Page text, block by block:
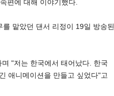
편에 대해 이야기했다.
맡았던 댄서 리정이 19일 방송된
"저는 한국에서 태어났다. 한국
애니메이션을 만들고 싶었다"고